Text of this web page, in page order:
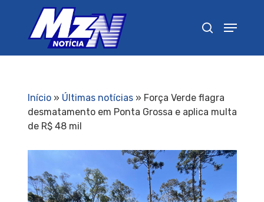
Início» Últimas notícias» Força Verde flagra
desmatamento em Ponta Grossa e aplica multa
de R$ 48 mil